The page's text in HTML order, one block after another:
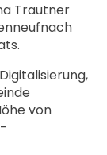
Trautner
von